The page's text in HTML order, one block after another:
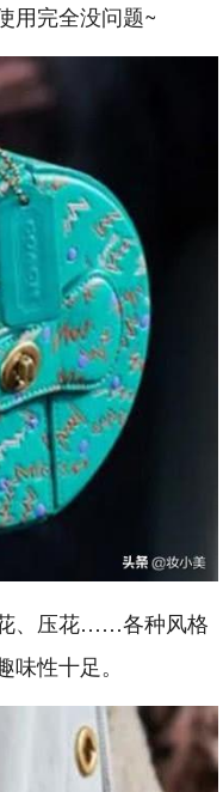
用完全没问题~
、压花……各种风格
性十足。